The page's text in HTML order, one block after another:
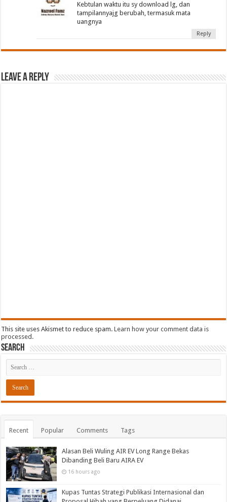
Kebtulan waktu itu sy download lg, dan
tampilannyajg berubah, termasuk mata
uangnya
Reply
Leave a Reply
This site uses Akismet to reduce spam.Learn how your comment data is
processed.
Search
Recent Popular Comments Tags
Alasan Beli Wuling AIR EV Long Range Bekas
Dibanding Beli Baru AIRA EV
16 hours ago
Kupas Tuntas Strategi Publikasi Internasional dan